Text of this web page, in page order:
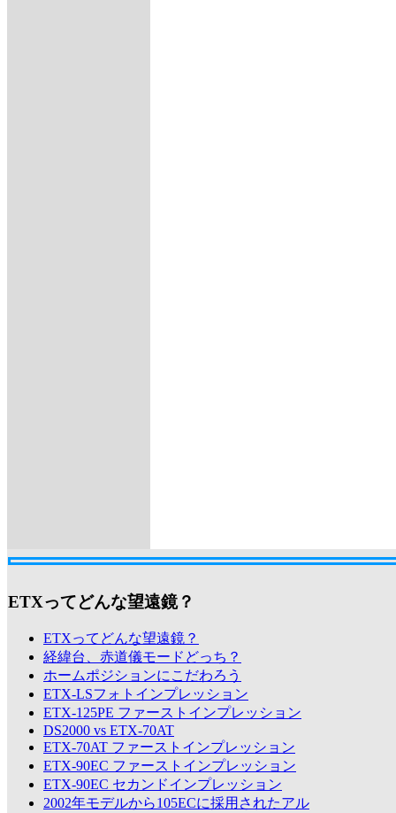
ETXってどんな望遠鏡？
ETXってどんな望遠鏡？
経緯台、赤道儀モードどっち？
ホームポジションにこだわろう
ETX-LSフォトインプレッション
ETX-125PE ファーストインプレッション
DS2000 vs ETX-70AT
ETX-70AT ファーストインプレッション
ETX-90EC ファーストインプレッション
ETX-90EC セカンドインプレッション
2002年モデルから105ECに採用されたアル